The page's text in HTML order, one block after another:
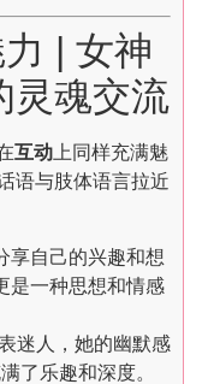
| 女神
灵魂交流
互动上同样充满魅
语与肢体语言拉近
享自己的兴趣和想
是一种思想和情感
迷人，她的幽默感
了乐趣和深度。